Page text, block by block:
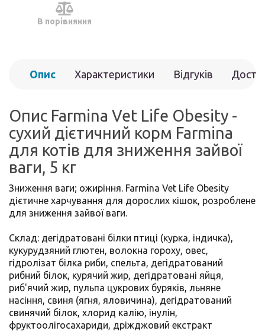
В порівняння
Опис Характеристики Відгуків
Опис Farmina Vet Life Obesity -
сухий дієтичний корм Farmina
для котів для зниження зайвої
ваги, 5 кг
Зниження ваги; ожиріння. Farmina Vet Life Obesity
дієтичне харчування для дорослих кішок, розроблене
для зниження зайвої ваги.
Склад: дегідратовані білки птиці (курка, індичка),
кукурудзяний глютен, волокна гороху, овес,
гідролізат білка риби, спельта, дегідратований
рибний білок, курячий жир, дегідратовані яйця,
риб'ячий жир, пульпа цукрових буряків, льняне
насіння, свиня (ягня, яловичина), дегідратований
свинячий білок, хлорид калію, інулін,
фруктоолігосахариди, дріжджовий екстракт